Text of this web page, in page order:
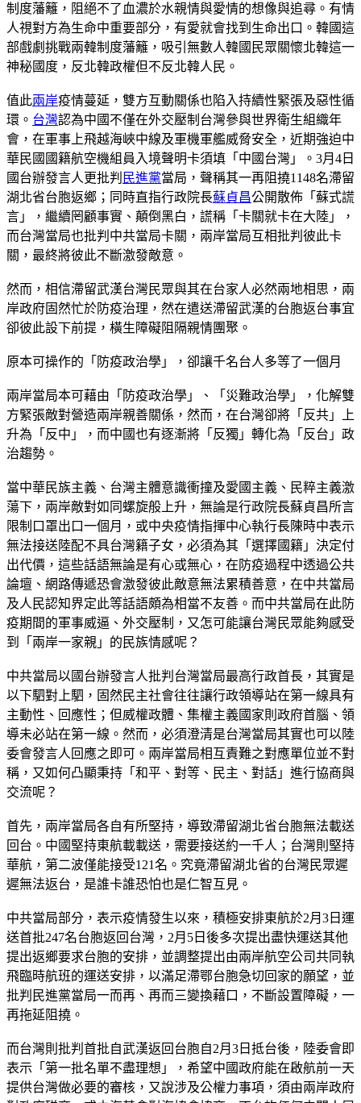
制度藩籬，阻絕不了血濃於水親情與愛情的想像與追尋。有情
人視對方為生命中重要部分，有愛就會找到生命出口。韓國這
部戲劇挑戰兩韓制度藩籬，吸引無數人韓國民眾關懷北韓這一
神秘國度，反北韓政權但不反北韓人民。
值此兩岸疫情蔓延，雙方互動關係也陷入持續性緊張及惡性循
環。 台灣認為中國不僅在外交壓制台灣參與世界衛生組織年
會，在軍事上飛越海峽中線及軍機軍艦威脅安全，近期強迫中
華民國國籍航空機組員入境聲明卡須填「中國台灣」。3月4日
國台辦發言人更批判 民進黨當局，聲稱其一再阻撓1148名滯留
湖北省台胞返鄉；同時直指行政院長蘇貞昌公開散佈「蘇式謊
言」，繼續罔顧事實、顛倒黑白，謊稱「卡關就卡在大陸」，
而台灣當局也批判中共當局卡關，兩岸當局互相批判彼此卡
關，最終將彼此不斷激發敵意。
然而，相信滯留武漢台灣民眾與其在台家人必然兩地相思，兩
岸政府固然忙於防疫治理，然在遣送滯留武漢的台胞返台事宜
卻彼此設下前提，橫生障礙阻隔親情團聚。
原本可操作的「防疫政治學」，卻讓千名台人多等了一個月
兩岸當局本可藉由「防疫政治學」、「災難政治學」，化解雙
方緊張敵對營造兩岸親善關係，然而，在台灣卻將「反共」上
升為「反中」，而中國也有逐漸將「反獨」轉化為「反台」政
治趨勢。
當中華民族主義、台灣主體意識衝撞及愛國主義、民粹主義激
蕩下，兩岸敵對如同螺旋般上升，無論是行政院長蘇貞昌所言
限制口罩出口一個月，或中央疫情指揮中心執行長陳時中表示
無法接送陸配不具台灣籍子女，必須為其「選擇國籍」決定付
出代價，這些話語無論是有心或無心，在防疫過程中透過公共
論壇、網路傳遞恐會激發彼此敵意無法累積善意，在中共當局
及人民認知界定此等話語頗為相當不友善。而中共當局在此防
疫期間的軍事威逼、外交壓制，又怎可能讓台灣民眾能夠感受
到「兩岸一家親」的民族情感呢？
中共當局以國台辦發言人批判台灣當局最高行政首長，其實是
以下駟對上駟，固然民主社會往往讓行政領導站在第一線具有
主動性、回應性；但威權政體、集權主義國家則政府首腦、領
導未必站在第一線。然而，必須澄清是台灣當局其實也可以陸
委會發言人回應之即可。兩岸當局相互責難之對應單位並不對
稱，又如何凸顯秉持「和平、對等、民主、對話」進行協商與
交流呢？
首先，兩岸當局各自有所堅持，導致滯留湖北省台胞無法載送
回台。中國堅持東航載載送，需要接送約一千人；台灣則堅持
華航，第二波僅能接受121名。究竟滯留湖北省的台灣民眾遲
遲無法返台，是誰卡誰恐怕也是仁智互見。
中共當局部分，表示疫情發生以來，積極安排東航於2月3日運
送首批247名台胞返回台灣，2月5日後多次提出盡快運送其他
提出返鄉要求台胞的安排，並調整提出由兩岸航空公司共同執
飛臨時航班的運送安排，以滿足滯鄂台胞急切回家的願望，並
批判民進黨當局一而再、再而三變換藉口，不斷設置障礙，一
再拖延阻撓。
而台灣則批判首批自武漢返回台胞自2月3日抵台後，陸委會即
表示「第一批名單不盡理想」，希望中國政府能在啟航前一天
提供台灣做必要的審核，又說涉及公權力事項，須由兩岸政府